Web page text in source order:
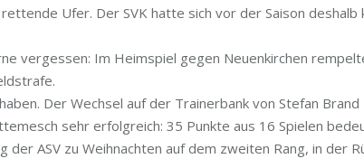
Ufer. Der SVK hatte sich vor der Saison
vergessen: Im Heimspiel gegen Neuenkirchen
haben. Der Wechsel auf der Trainerbank von Stefan
sehr erfolgreich: 35 Punkte aus 16 Spielen
ASV zu Weihnachten auf dem zweiten Rang, in der